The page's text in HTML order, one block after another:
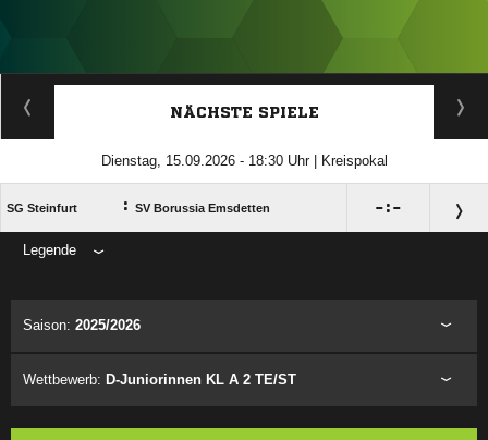
ANZEIGE
NÄCHSTE SPIELE
Dienstag, 15.09.2026 - 18:30 Uhr | Kreispokal
SG Steinfurt : SV Borussia Emsdetten :
Legende
Saison: 2025/2026
Wettbewerb: D-Juniorinnen KL A 2 TE/ST